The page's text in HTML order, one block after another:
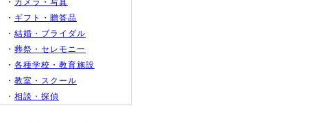
・ カメラ・写真
・ ギフト・贈答品
・ 結婚・ブライダル
・ 葬祭・セレモニー
・ 各種学校・教育施設
・ 教室・スクール
・ 相談・探偵